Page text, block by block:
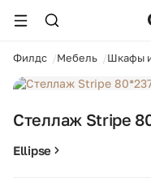
Филдс Мебель Шкафы
Стеллаж Stripe
Ellipse